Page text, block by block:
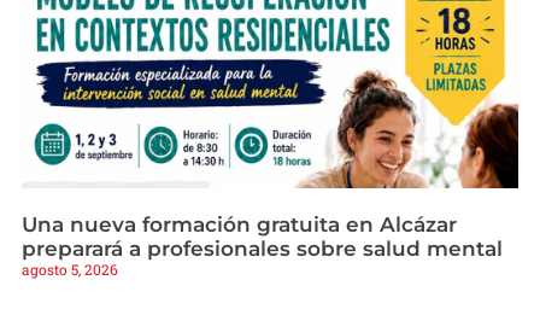
Una nueva formación gratuita en Alcázar
preparará a profesionales sobre salud mental
agosto 5, 2026